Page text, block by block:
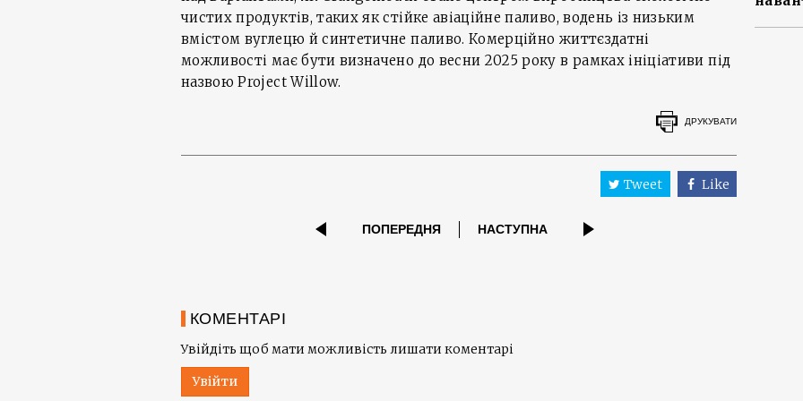
чистих продуктів, таких як стійке авіаційне паливо, водень із низьким
вмістом вуглецю й синтетичне паливо. Комерційно життєздатні
можливості має бути визначено до весни 2025 року в рамках ініціативи під
назвою Project Willow.
ДРУКУВАТИ
Tweet Like
ПОПЕРЕДНЯ НАСТУПНА
КОМЕНТАРІ
Увійдіть щоб мати можливість лишати коментарі
Увійти